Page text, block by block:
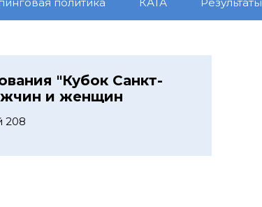
"Кубок Санкт-
и женщин
208